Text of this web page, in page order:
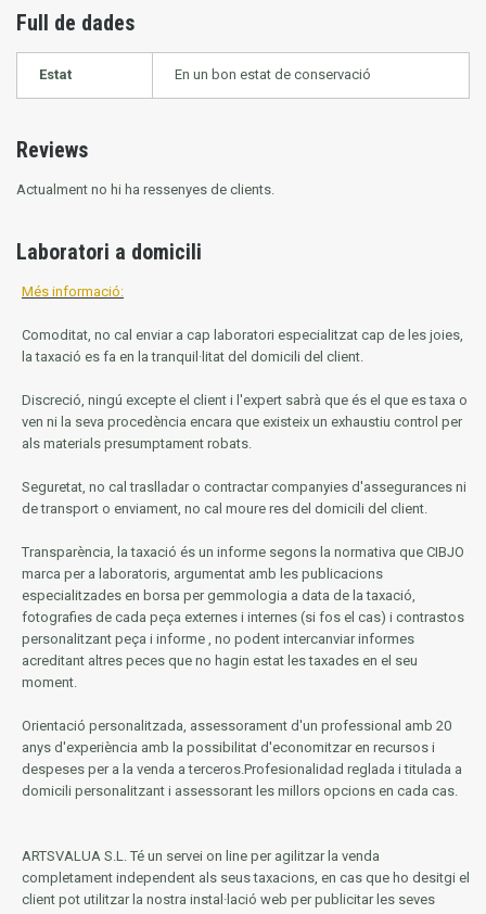
Full de dades
Estat En un bon estat de conservació
Reviews
Actualment no hi ha ressenyes de clients.
Laboratori a domicili
Més informació:
Comoditat, no cal enviar a cap laboratori especialitzat cap de les joies,
la taxació es fa en la tranquil·litat del domicili del client.
Discreció, ningú excepte el client i l'expert sabrà que és el que es taxa o
ven ni la seva procedència encara que existeix un exhaustiu control per
als materials presumptament robats.
Seguretat, no cal traslladar o contractar companyies d'assegurances ni
de transport o enviament, no cal moure res del domicili del client.
Transparència, la taxació és un informe segons la normativa que CIBJO
marca per a laboratoris, argumentat amb les publicacions
especialitzades en borsa per gemmologia a data de la taxació,
fotografies de cada peça externes i internes (si fos el cas) i contrastos
personalitzant peça i informe , no podent intercanviar informes
acreditant altres peces que no hagin estat les taxades en el seu
moment.
Orientació personalitzada, assessorament d'un professional amb 20
anys d'experiència amb la possibilitat d'economitzar en recursos i
despeses per a la venda a terceros.Profesionalidad reglada i titulada a
domicili personalitzant i assessorant les millors opcions en cada cas.
ARTSVALUA S.L. Té un servei on line per agilitzar la venda
completament independent als seus taxacions, en cas que ho desitgi el
client pot utilitzar la nostra instal·lació web per publicitar les seves